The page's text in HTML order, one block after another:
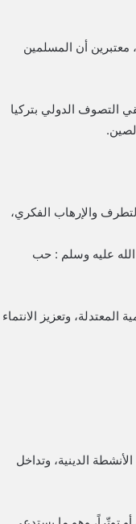
معتبرين أن المسلمين
التصوف الدولي بتركيا
والإرهاب الفكري،
عليه وسلم : حب
وتعزيز الانتماء
الدينية، وتداخل